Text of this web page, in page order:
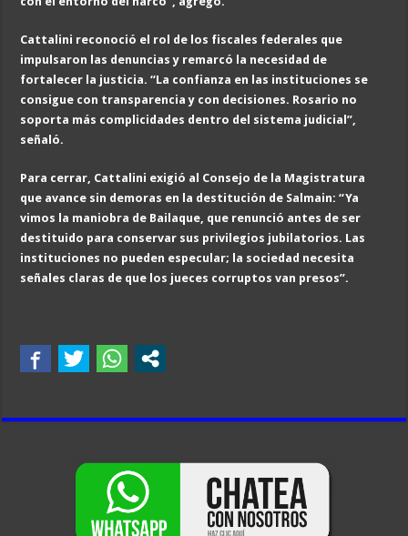
Cattalini reconoció el rol de los fiscales federales que
impulsaron las denuncias y remarcó la necesidad de
fortalecer la justicia. “La confianza en las instituciones se
consigue con transparencia y con decisiones. Rosario no
soporta más complicidades dentro del sistema judicial”,
señaló.
Para cerrar, Cattalini exigió al Consejo de la Magistratura
que avance sin demoras en la destitución de Salmain: “Ya
vimos la maniobra de Bailaque, que renunció antes de ser
destituido para conservar sus privilegios jubilatorios. Las
instituciones no pueden especular; la sociedad necesita
señales claras de que los jueces corruptos van presos”.